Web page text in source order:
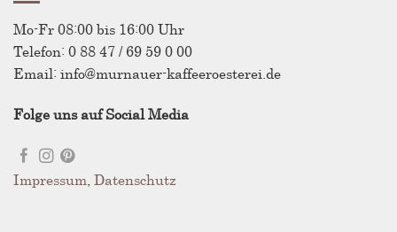
Mo-Fr 08:00 bis 16:00 Uhr
Telefon: 0 88 47 / 69 59 0 00
Email: info@murnauer-kaffeeroesterei.de
Folge uns auf Social Media
Impressum Datenschutz